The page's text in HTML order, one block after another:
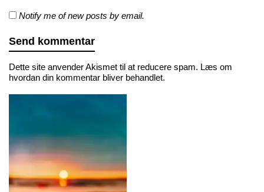
Notify me of new posts by email.
Dette site anvender Akismet til at reducere spam. Læs om
hvordan din kommentar bliver behandlet.